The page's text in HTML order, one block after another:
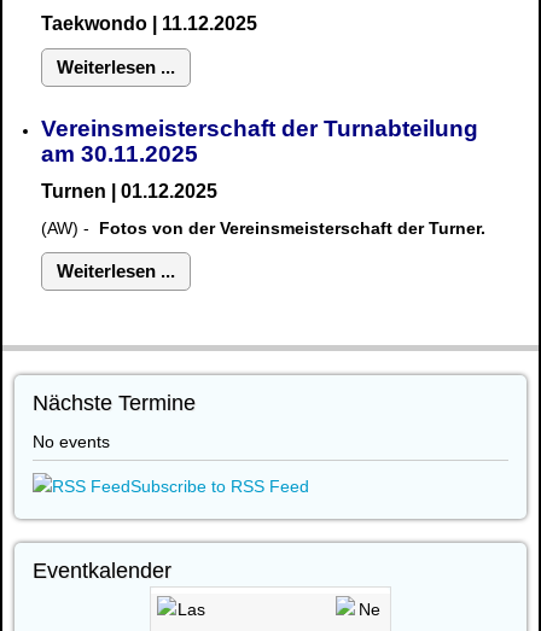
Taekwondo | 11.12.2025
Weiterlesen ...
Vereinsmeisterschaft der Turnabteilung
am 30.11.2025
Turnen | 01.12.2025
(AW) - Fotos von der Vereinsmeisterschaft der Turner.
Weiterlesen ...
Nächste Termine
No events
Subscribe to RSS Feed
Eventkalender